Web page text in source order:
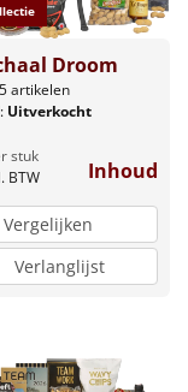
Droom
artikelen
Uitverkocht
stuk
BTW Inhoud
Vergelijken
Verlanglijst